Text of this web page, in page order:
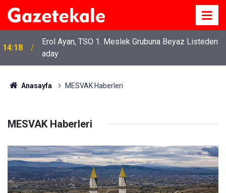
14:18
Erol Ayan, TSO 1. Meslek Grubuna Beyaz Listeden
aday
Anasayfa MESVAK Haberleri
MESVAK Haberleri